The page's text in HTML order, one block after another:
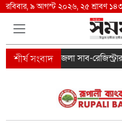
রবিবার, ৯ আগস্ট ২০২৬, ২৫ শ্রাবণ
লালমনিরহাট জেলা সাব-